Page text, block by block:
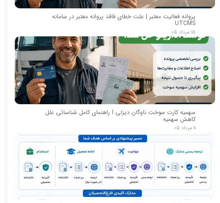
پروانه فعالیت معتبر | علت خطای فاقد پروانه معتبر در سامانه
UTCMS
۱۵ مرداد ۰۵
سهمیه کارت سوخت ناوگان دیزلی I راهنمای کامل شناسائی علل
کاهش سهمیه
۱۱ مرداد ۰۵